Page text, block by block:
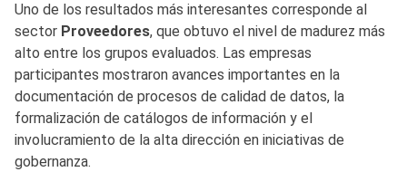
Uno de los resultados más interesantes corresponde al
sector Proveedores, que obtuvo el nivel de madurez más
alto entre los grupos evaluados. Las empresas
participantes mostraron avances importantes en la
documentación de procesos de calidad de datos, la
formalización de catálogos de información y el
involucramiento de la alta dirección en iniciativas de
gobernanza.